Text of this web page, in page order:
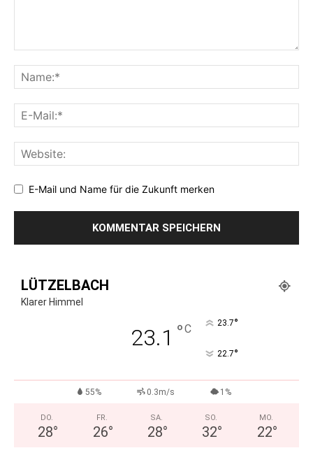
E-Mail und Name für die Zukunft merken
LÜTZELBACH
Klarer Himmel
23.1 °C 23.7°
22.7°
55% 0.3m/s 1%
DO.
28°
FR.
26°
SA.
28°
SO.
32°
MO.
22°